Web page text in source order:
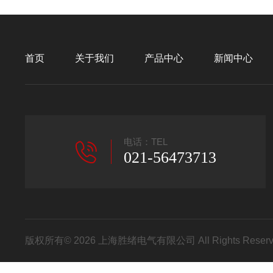
首页 关于我们 产品中心 新闻中心
电话：TEL
021-56473713
版权所有© 2026 上海胜绪电气有限公司 All Rights